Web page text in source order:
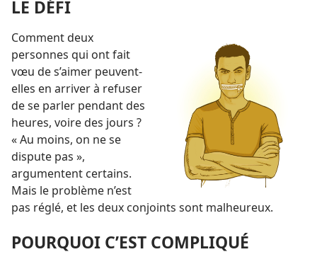
LE DÉFI
Comment deux
personnes qui ont fait
vœu de s’aimer peuvent-
elles en arriver à refuser
de se parler pendant des
heures, voire des jours ?
« Au moins, on ne se
dispute pas »,
argumentent certains.
Mais le problème n’est
pas réglé, et les deux conjoints sont malheureux.
POURQUOI C’EST COMPLIQUÉ